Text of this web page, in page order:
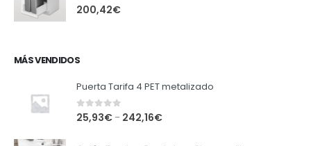
0out of 5
200,42€
MÁS VENDIDOS
Puerta Tarifa 4 PET metalizado
0out of 5
25,93€ – 242,16€